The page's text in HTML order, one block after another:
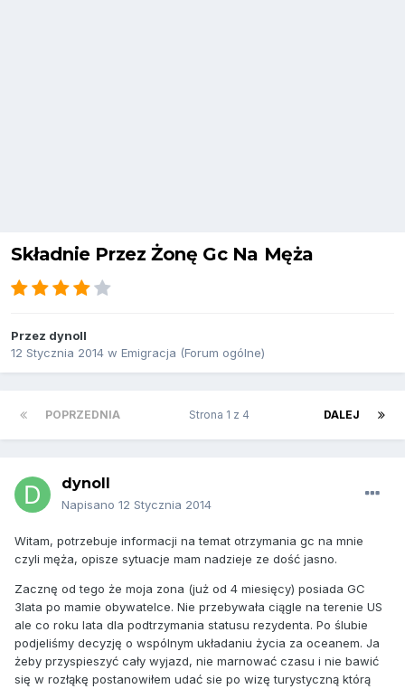
Składnie Przez Żonę Gc Na Męża
Przez dynoll
12 Stycznia 2014 w Emigracja (Forum ogólne)
POPRZEDNIA DALEJ
Strona 1 z 4
dynoll
Napisano 12 Stycznia 2014
Witam, potrzebuje informacji na temat otrzymania gc na mnie
czyli męża, opisze sytuacje mam nadzieje ze dość jasno.
Zacznę od tego że moja zona (już od 4 miesięcy) posiada GC
3lata po mamie obywatelce. Nie przebywała ciągle na terenie US
ale co roku lata dla podtrzymania statusu rezydenta. Po ślubie
podjeliśmy decyzję o wspólnym układaniu życia za oceanem. Ja
żeby przyspieszyć cały wyjazd, nie marnować czasu i nie bawić
się w rozłąkę postanowiłem udać sie po wizę turystyczną którą